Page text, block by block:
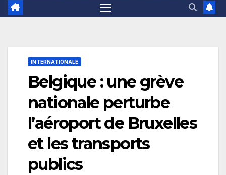
INTERNATIONALE
Belgique : une grève
nationale perturbe
l’aéroport de Bruxelles
et les transports
publics